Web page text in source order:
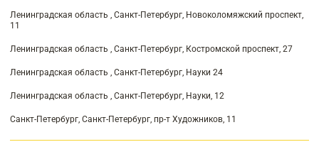
Ленинградская область , Санкт-Петербург, Новоколомяжский проспект,
11
Ленинградская область , Санкт-Петербург, Костромской проспект, 27
Ленинградская область , Санкт-Петербург, Науки 24
Ленинградская область , Санкт-Петербург, Науки, 12
Санкт-Петербург, Санкт-Петербург, пр-т Художников, 11